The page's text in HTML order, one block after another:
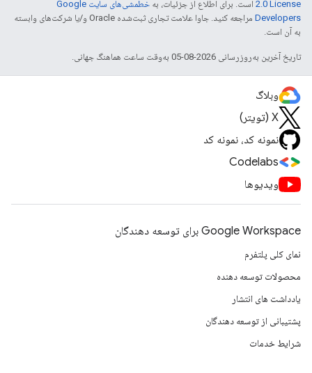
2.0 License است. برای اطلاع از جزئیات، به
خطمشی‌های سایت Google
Developers‏
مراجعه کنید. جاوا علامت تجاری ثبت‌شده Oracle و/یا شرکت‌های وابسته
به آن است.
تاریخ آخرین به‌روزرسانی 2026-08-05 به‌وقت ساعت هماهنگ جهانی.
وبلاگ
X (تویتر)
نمونه کد، نمونه کد
Codelabs
ویدیوها
Google Workspace برای توسعه دهندگان
نمای کلی پلتفرم
محصولات توسعه دهنده
یادداشت های انتشار
پشتیبانی از توسعه دهندگان
شرایط خدمات